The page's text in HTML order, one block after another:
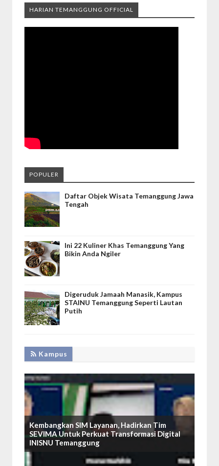
HARIAN TEMANGGUNG OFFICIAL
POPULER
Daftar Objek Wisata Temanggung Jawa
Tengah
Ini 22 Kuliner Khas Temanggung Yang
Bikin Anda Ngiler
Digeruduk Jamaah Manasik, Kampus
STAINU Temanggung Seperti Lautan
Putih
Kampus
Kembangkan SIM Layanan, Hadirkan Tim
SEVIMA Untuk Perkuat Transformasi Digital
INISNU Temanggung